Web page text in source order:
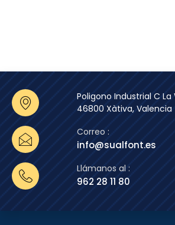
Poligono Industrial C La
46800 Xàtiva, Valencia
Correo :
info@sualfont.es
Llámanos al :
962 28 11 80